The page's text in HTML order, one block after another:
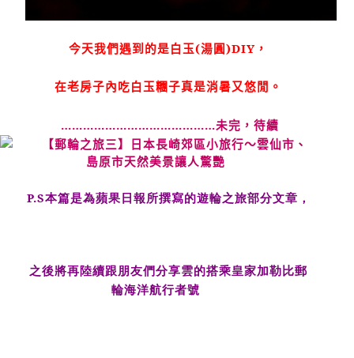
今天我們遇到的是白玉(湯圓)DIY ，
在老房子內吃白玉糰子真是消暑又悠閒。
……………………………………未完，待續
P.S本篇是為蘋果日報所撰寫的遊輪之旅部分文章，
之後將再陸續跟朋友們分享雲的搭乘皇家加勒比郵
輪海洋航行者號